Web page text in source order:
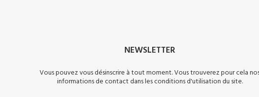
NEWSLETTER
Vous pouvez vous désinscrire à tout moment. Vous trouverez pour cela
informations de contact dans les conditions d'utilisation du site.